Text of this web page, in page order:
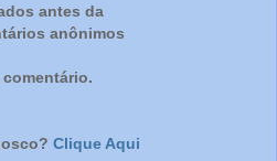
antes da
anônimos
Clique Aqui